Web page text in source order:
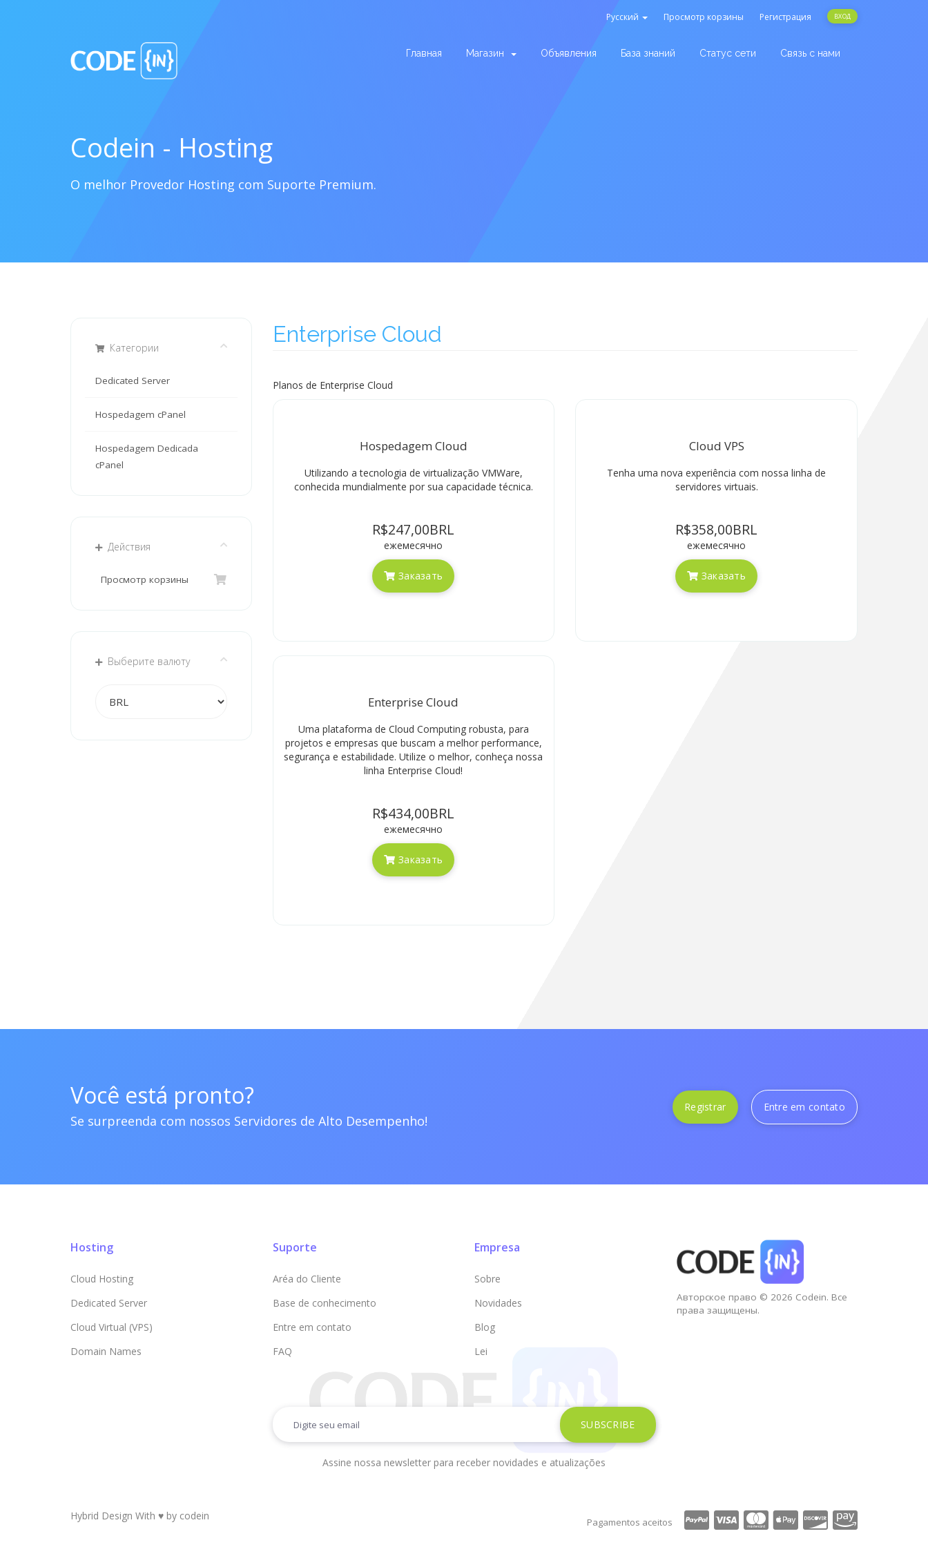
Русский Просмотр корзины Регистрация ВХОД
Главная Магазин Объявления База знаний Статус сети Связь с нами
Codein - Hosting
O melhor Provedor Hosting com Suporte Premium.
Категории
Dedicated Server
Hospedagem cPanel
Hospedagem Dedicada
cPanel
Действия
Просмотр корзины
Выберите валюту
Enterprise Cloud
Planos de Enterprise Cloud
Hospedagem Cloud
Utilizando a tecnologia de virtualização VMWare,
conhecida mundialmente por sua capacidade técnica.
R$247,00BRL
ежемесячно
Заказать
Cloud VPS
Tenha uma nova experiência com nossa linha de
servidores virtuais.
R$358,00BRL
ежемесячно
Заказать
Enterprise Cloud
Uma plataforma de Cloud Computing robusta, para
projetos e empresas que buscam a melhor performance,
segurança e estabilidade. Utilize o melhor, conheça nossa
linha Enterprise Cloud!
R$434,00BRL
ежемесячно
Заказать
Você está pronto?
Se surpreenda com nossos Servidores de Alto Desempenho!
Registrar Entre em contato
Hosting
Cloud Hosting
Dedicated Server
Cloud Virtual (VPS)
Domain Names
Suporte
Aréa do Cliente
Base de conhecimento
Entre em contato
FAQ
Empresa
Sobre
Novidades
Blog
Lei
Авторское право © 2026 Codein. Все
права защищены.
Assine nossa newsletter para receber novidades e atualizações
Hybrid Design With ♥ by codein
Pagamentos aceitos